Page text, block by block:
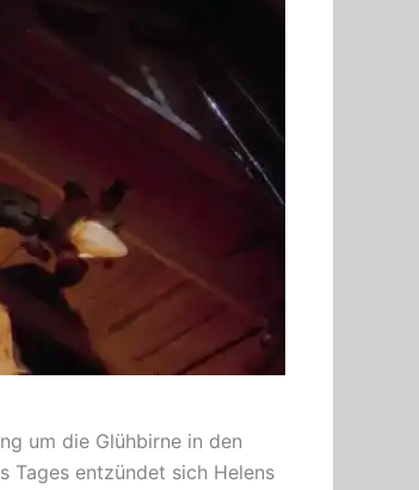
um die Glühbirne in den
Tages entzündet sich Helens